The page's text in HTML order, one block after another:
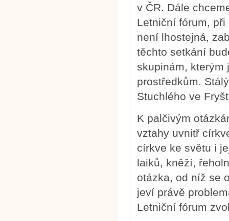
v ČR. Dále
Letniční fórum,
není lhostejná,
těchto setkání
skupinám, kterým
prostředkům.
Stuchlého ve
K palčivým
vztahy uvnitř
církve ke světu i
laiků, kněží,
otázka, od níž se
jeví právě
Letniční fórum